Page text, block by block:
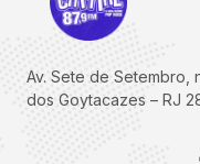
Av. Sete de Setembro,
dos Goytacazes – RJ